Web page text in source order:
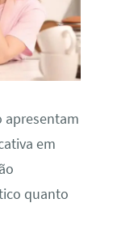
apresentam
em
quanto